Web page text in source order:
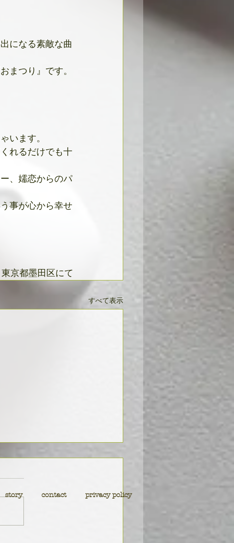
になる素敵な曲
まつり』です。
います。
れるだけでも十
、嬬恋からのパ
事が心から幸せ
東京都墨田区にて
すべて表示
成長していきたい作品た
０２４年が明けました。 元旦
震によりお亡くなりになられ
story contact privacy policy